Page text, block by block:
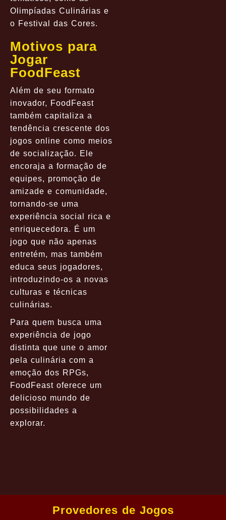
Olimpíadas Culinárias e
o Festival das Cores.
Motivos para
Jogar
FoodFeast
Além de seu formato
inovador, FoodFeast
também capitaliza a
tendência crescente dos
jogos online como meios
de socialização. Ele
encoraja a formação de
equipes, promoção de
amizade e comunidade,
tornando-se uma
experiência social rica e
enriquecedora. É um
jogo que não apenas
entretém, mas também
educa seus jogadores,
introduzindo-os a novas
culturas e técnicas
culinárias.
Para quem busca uma
experiência de jogo
distinta que une o amor
pela culinária com a
emoção dos RPGs,
FoodFeast oferece um
delicioso mundo de
possibilidades a
explorar.
Provedores de Jogos